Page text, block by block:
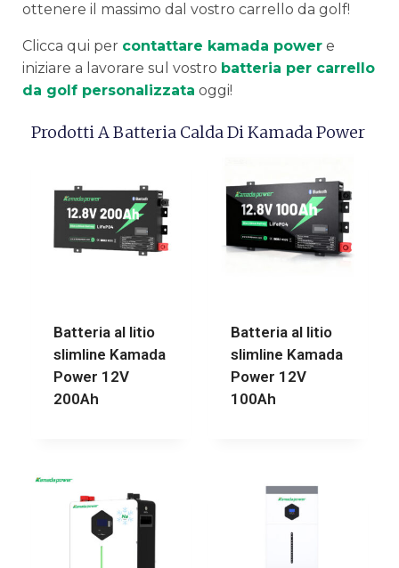
ottenere il massimo dal vostro carrello da golf!
Clicca qui per contattare kamada power e
iniziare a lavorare sul vostro batteria per carrello
da golf personalizzata oggi!
Prodotti A Batteria Calda Di Kamada Power
Batteria al litio
slimline Kamada
Power 12V
200Ah
Batteria al litio
slimline Kamada
Power 12V
100Ah